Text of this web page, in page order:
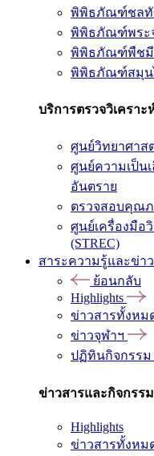
พิพิธภัณฑ์ชลทั
พิพิธภัณฑ์พระ
พิพิธภัณฑ์พืชมี
พิพิธภัณฑ์สมุน
บริการตรวจวิเครา
ศูนย์วิทยาศาส
ศูนย์ความเป็น
อันตราย
ตรวจสอบคุณ
ศูนย์เครื่องมือ
(STREC)
สาระความรู้และข่า
ย้อนกลับ
Highlights
ข่าวสารทั้งหม
ข่าวจุฬาฯ
ปฏิทินกิจกรรม
ข่าวสารและกิจกรรม
Highlights
ข่าวสารทั้งหม